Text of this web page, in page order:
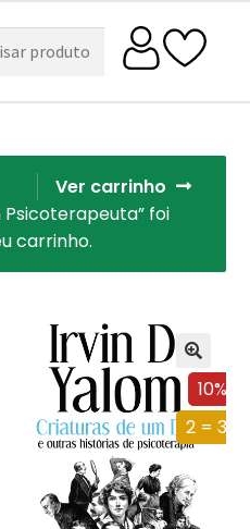
Ver carrinho
foi
carrinho.
10%
2 = 3